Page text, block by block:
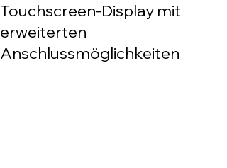
Touchscreen-Display mit
erweiterten
Anschlussmöglichkeiten